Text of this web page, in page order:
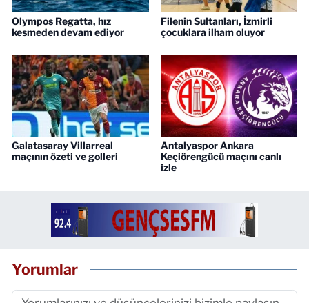
Olympos Regatta, hız
kesmeden devam ediyor
Filenin Sultanları, İzmirli
çocuklara ilham oluyor
Galatasaray Villarreal
maçının özeti ve golleri
Antalyaspor Ankara
Keçiörengücü maçını canlı
izle
Yorumlar